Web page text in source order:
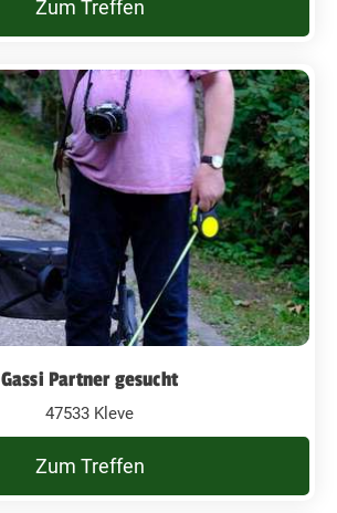
Zum Treffen
Gassi Partner gesucht
47533 Kleve
Zum Treffen